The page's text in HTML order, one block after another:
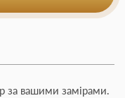
за вашими замірами.